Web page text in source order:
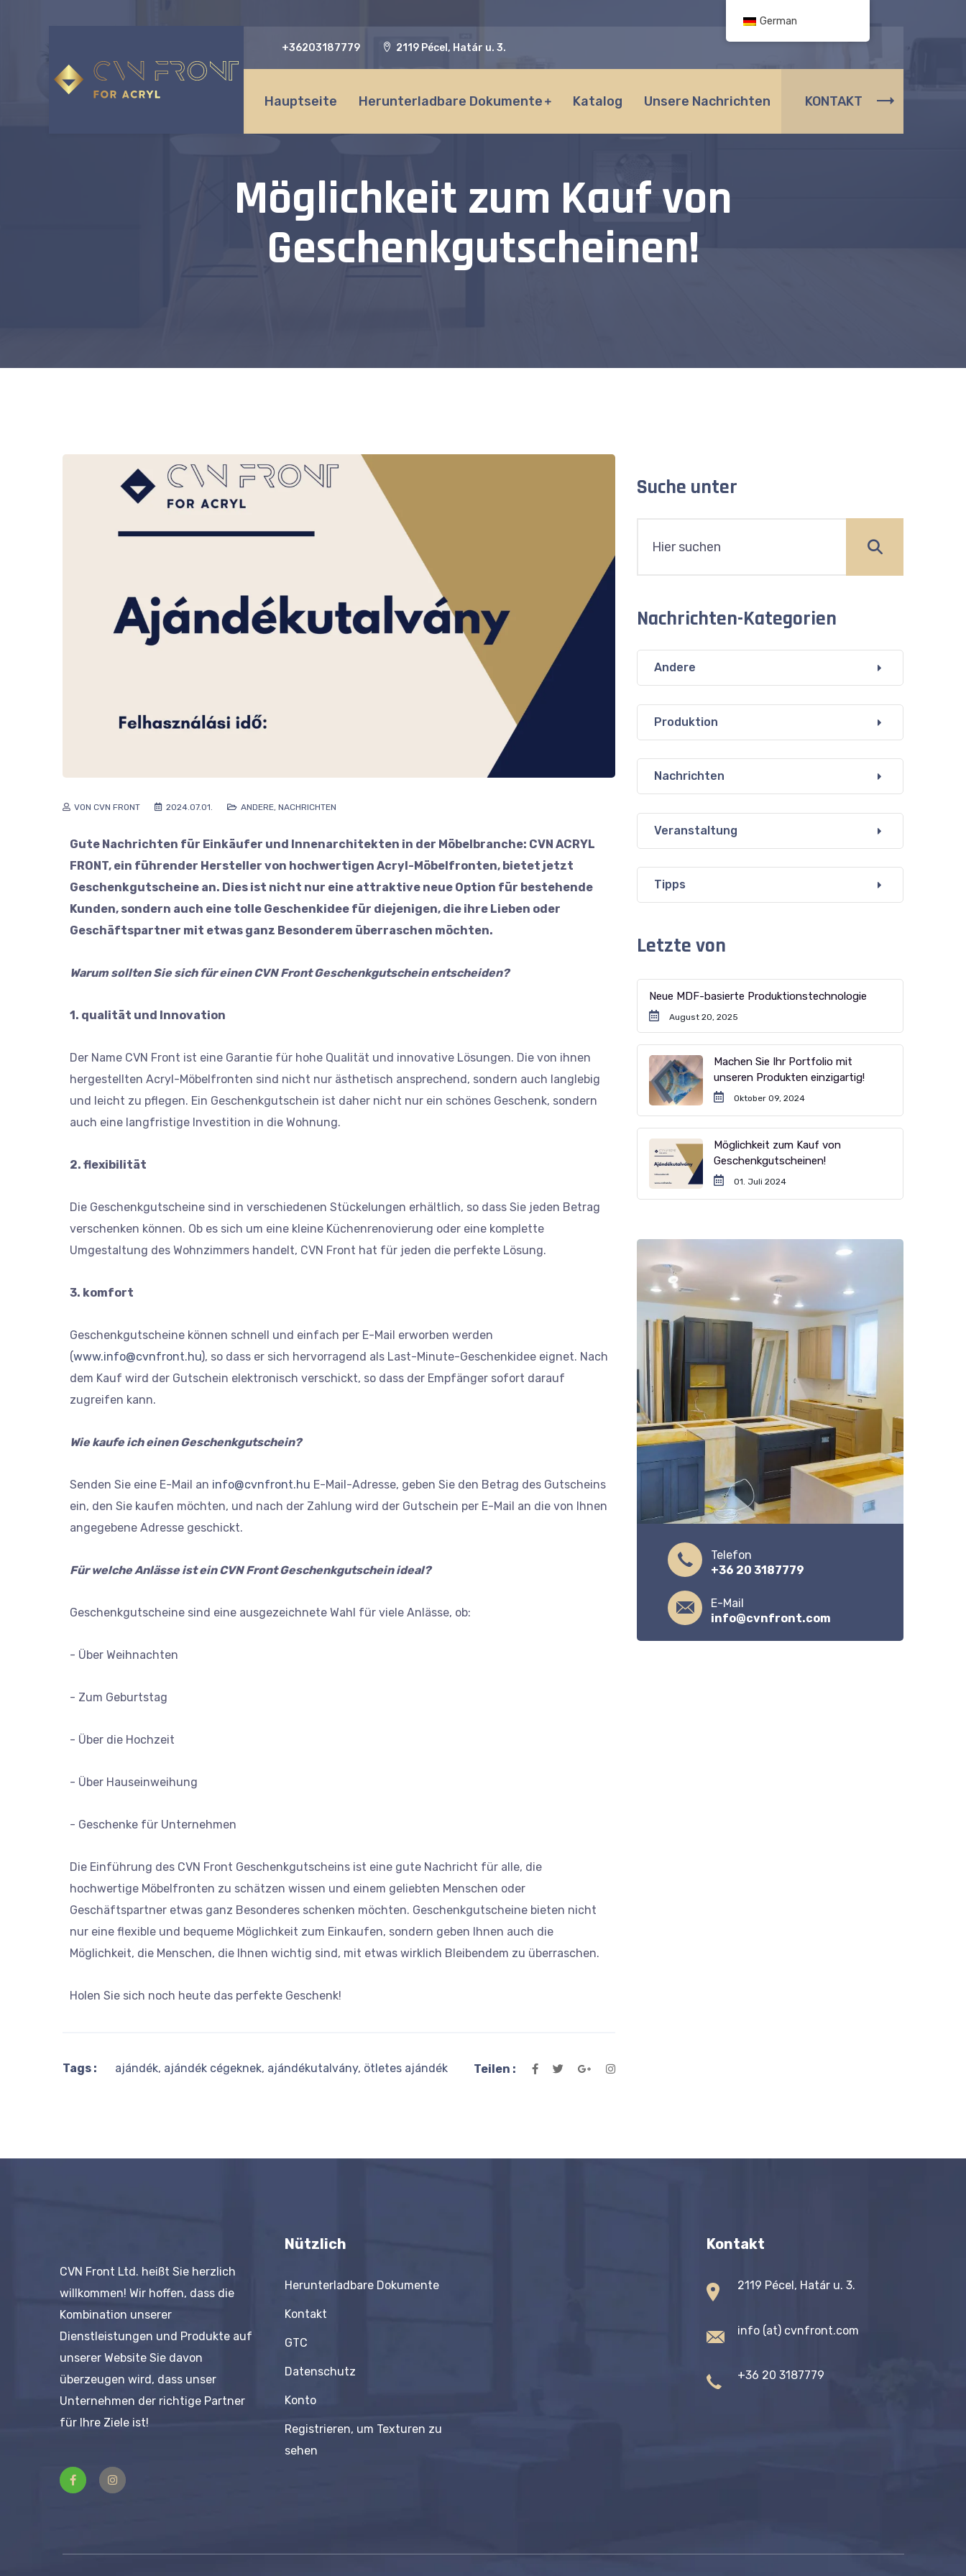
+36203187779 2119 Pécel, Határ u. 3.
Hauptseite Herunterladbare Dokumente Katalog Unsere Nachrichten KONTAKT
Möglichkeit zum Kauf von
Geschenkgutscheinen!
VON CVN FRONT 2024.07.01. ANDERE, NACHRICHTEN
Gute Nachrichten für Einkäufer und Innenarchitekten in der Möbelbranche: CVN ACRYL
FRONT, ein führender Hersteller von hochwertigen Acryl-Möbelfronten, bietet jetzt
Geschenkgutscheine an. Dies ist nicht nur eine attraktive neue Option für bestehende
Kunden, sondern auch eine tolle Geschenkidee für diejenigen, die ihre Lieben oder
Geschäftspartner mit etwas ganz Besonderem überraschen möchten.
Warum sollten Sie sich für einen CVN Front Geschenkgutschein entscheiden?
1. qualität und Innovation
Der Name CVN Front ist eine Garantie für hohe Qualität und innovative Lösungen. Die von ihnen
hergestellten Acryl-Möbelfronten sind nicht nur ästhetisch ansprechend, sondern auch langlebig
und leicht zu pflegen. Ein Geschenkgutschein ist daher nicht nur ein schönes Geschenk, sondern
auch eine langfristige Investition in die Wohnung.
2. flexibilität
Die Geschenkgutscheine sind in verschiedenen Stückelungen erhältlich, so dass Sie jeden Betrag
verschenken können. Ob es sich um eine kleine Küchenrenovierung oder eine komplette
Umgestaltung des Wohnzimmers handelt, CVN Front hat für jeden die perfekte Lösung.
3. komfort
Geschenkgutscheine können schnell und einfach per E-Mail erworben werden
(www.info@cvnfront.hu), so dass er sich hervorragend als Last-Minute-Geschenkidee eignet. Nach
dem Kauf wird der Gutschein elektronisch verschickt, so dass der Empfänger sofort darauf
zugreifen kann.
Wie kaufe ich einen Geschenkgutschein?
Senden Sie eine E-Mail an info@cvnfront.hu E-Mail-Adresse, geben Sie den Betrag des Gutscheins
ein, den Sie kaufen möchten, und nach der Zahlung wird der Gutschein per E-Mail an die von Ihnen
angegebene Adresse geschickt.
Für welche Anlässe ist ein CVN Front Geschenkgutschein ideal?
Geschenkgutscheine sind eine ausgezeichnete Wahl für viele Anlässe, ob:
- Über Weihnachten
- Zum Geburtstag
- Über die Hochzeit
- Über Hauseinweihung
- Geschenke für Unternehmen
Die Einführung des CVN Front Geschenkgutscheins ist eine gute Nachricht für alle, die
hochwertige Möbelfronten zu schätzen wissen und einem geliebten Menschen oder
Geschäftspartner etwas ganz Besonderes schenken möchten. Geschenkgutscheine bieten nicht
nur eine flexible und bequeme Möglichkeit zum Einkaufen, sondern geben Ihnen auch die
Möglichkeit, die Menschen, die Ihnen wichtig sind, mit etwas wirklich Bleibendem zu überraschen.
Holen Sie sich noch heute das perfekte Geschenk!
Tags : ajándék, ajándék cégeknek, ajándékutalvány, ötletes ajándék Teilen :
Suche unter
Nachrichten-Kategorien
Andere
Produktion
Nachrichten
Veranstaltung
Tipps
Letzte von
Neue MDF-basierte Produktionstechnologie
August 20, 2025
Machen Sie Ihr Portfolio mit
unseren Produkten einzigartig!
Oktober 09, 2024
Möglichkeit zum Kauf von
Geschenkgutscheinen!
01. Juli 2024
Telefon
+36 20 3187779
E-Mail
info@cvnfront.com
CVN Front Ltd. heißt Sie herzlich
willkommen! Wir hoffen, dass die
Kombination unserer
Dienstleistungen und Produkte auf
unserer Website Sie davon
überzeugen wird, dass unser
Unternehmen der richtige Partner
für Ihre Ziele ist!
Nützlich
Herunterladbare Dokumente
Kontakt
GTC
Datenschutz
Konto
Registrieren, um Texturen zu
sehen
Kontakt
2119 Pécel, Határ u. 3.
info (at) cvnfront.com
+36 20 3187779
German